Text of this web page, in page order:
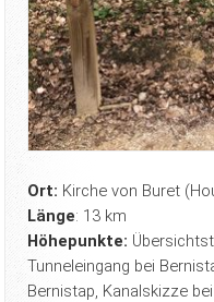
Ort: Kirche von Buret
Länge: 13 km
Höhepunkte:
Tunneleingang bei
Bernistap, Kanalskizze